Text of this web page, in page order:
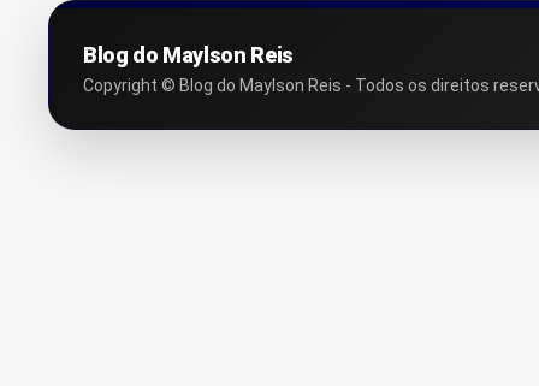
Blog do Maylson Reis
Copyright © Blog do Maylson Reis - Todos os direitos